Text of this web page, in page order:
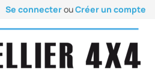
Se connecterouCréer un compte